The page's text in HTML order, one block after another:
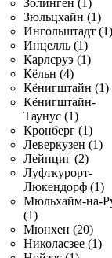
Золинген (1)
Зюльцхайн (1)
Ингольштадт (1)
Инцелль (1)
Карлсруэ (1)
Кёльн (4)
Кёнигштайн (1)
Кёнигштайн-
Таунус (1)
Кронберг (1)
Леверкузен (1)
Лейпциг (2)
Луфткурорт-
Люкендорф (1)
Мюльхайм-на-
(1)
Мюнхен (20)
Николасзее (1)